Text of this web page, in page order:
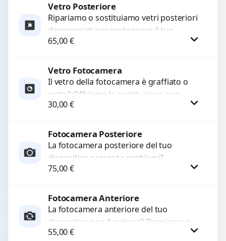
Procedi
Vetro Posteriore
Ripariamo o sostituiamo vetri posteriori
danneggiati per proteggere il tuo
dispositivo e ripristinare l’estetica
qualità...
65,00€
Procedi
Vetro Fotocamera
Il vetro della fotocamera è graffiato o
rotto? Offriamo la sostituzione con
ricambi di alta qualità garantiti per 3
30,00€
Procedi
Fotocamera Posteriore
La fotocamera posteriore del tuo
dispositivo presenta problemi?
Interveniamo per risolvere guasti come
funzionante,...
75,00€
Procedi
Fotocamera Anteriore
La fotocamera anteriore del tuo
dispositivo non funziona? Ripariamo o
sostituiamo fotocamere guaste con
55,00€